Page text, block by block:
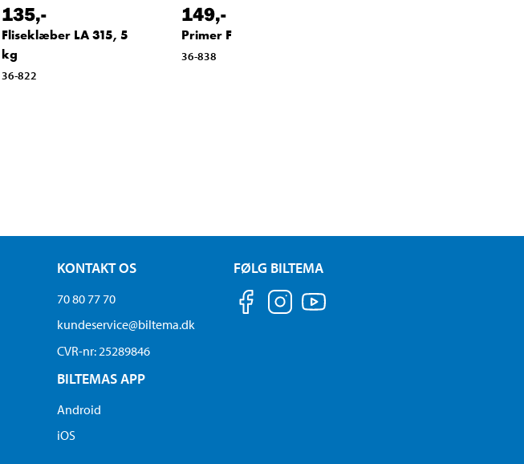
135,-
Fliseklæber LA 315, 5
kg
36-822
149,-
Primer F
36-838
KONTAKT OS
70 80 77 70
kundeservice@biltema.dk
CVR-nr: 25289846
BILTEMAS APP
Android
iOS
FØLG BILTEMA